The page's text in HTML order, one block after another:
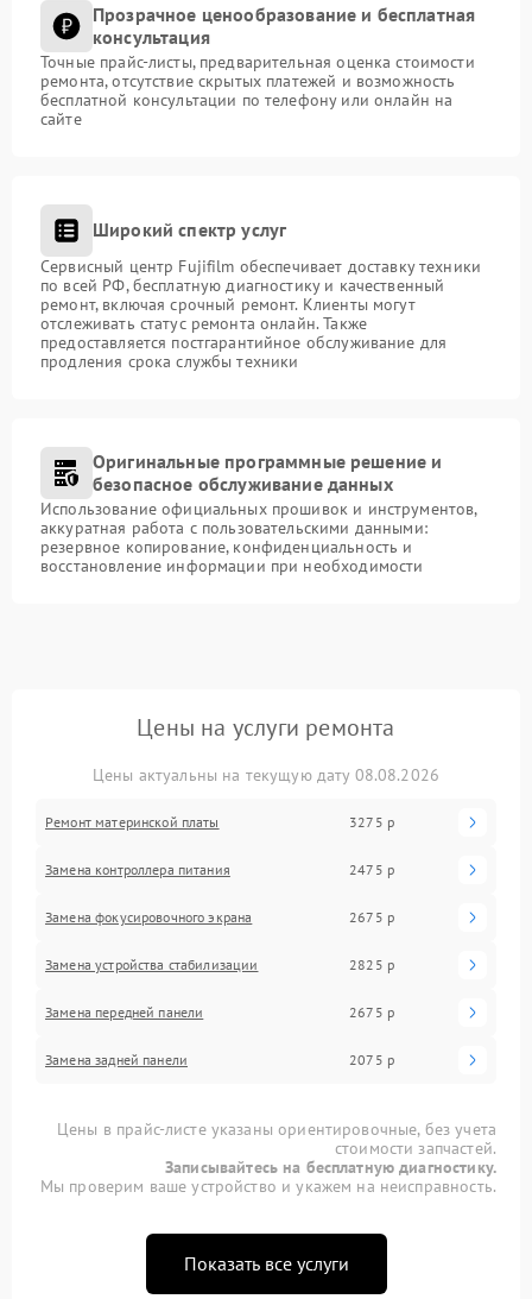
Прозрачное ценообразование и бесплатная
консультация
Точные прайс-листы, предварительная оценка стоимости
ремонта, отсутствие скрытых платежей и возможность
бесплатной консультации по телефону или онлайн на
сайте
Широкий спектр услуг
Сервисный центр Fujifilm обеспечивает доставку техники
по всей РФ, бесплатную диагностику и качественный
ремонт, включая срочный ремонт. Клиенты могут
отслеживать статус ремонта онлайн. Также
предоставляется постгарантийное обслуживание для
продления срока службы техники
Оригинальные программные решение и
безопасное обслуживание данных
Использование официальных прошивок и инструментов,
аккуратная работа с пользовательскими данными:
резервное копирование, конфиденциальность и
восстановление информации при необходимости
Цены на услуги ремонта
Цены актуальны на текущую дату 08.08.2026
Ремонт материнской платы 3275 р
Замена контроллера питания 2475 р
Замена фокусировочного экрана 2675 р
Замена устройства стабилизации 2825 р
Замена передней панели 2675 р
Замена задней панели 2075 р
Цены в прайс-листе указаны ориентировочные, без учета
стоимости запчастей.
Записывайтесь на бесплатную диагностику.
Мы проверим ваше устройство и укажем на неисправность.
Показать все услуги